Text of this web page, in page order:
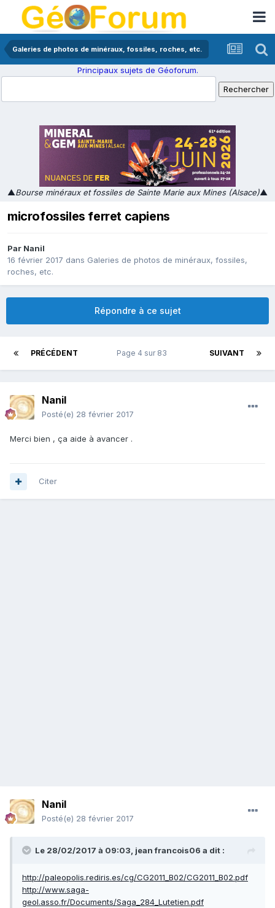
Galeries de photos de minéraux, fossiles, roches, etc.
Principaux sujets de Géoforum.
▲Bourse minéraux et fossiles de Sainte Marie aux Mines (Alsace)▲
microfossiles ferret capiens
Par Nanil
16 février 2017 dans Galeries de photos de minéraux, fossiles,
roches, etc.
Répondre à ce sujet
PRÉCÉDENT SUIVANT
Page 4 sur 83
Nanil
Posté(e) 28 février 2017
Merci bien , ça aide à avancer .
Citer
Nanil
Posté(e) 28 février 2017
Le 28/02/2017 à 09:03, jean francois06 a dit :
http://paleopolis.rediris.es/cg/CG2011_B02/CG2011_B02.pdf
http://www.saga-
geol.asso.fr/Documents/Saga_284_Lutetien.pdf